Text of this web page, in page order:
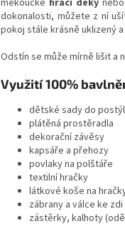
dokonalosti, můžete z ní
pokoj stále krásně uklizený
Odstín se může mírně lišit a
Využití 100%
dětské sady do
plátěná prostěradla
dekorační závěsy
kapsáře a přehozy
povlaky na polštáře
textilní hračky
látkové koše na
zábrany a válce ke zdi
zástěrky, kalhoty